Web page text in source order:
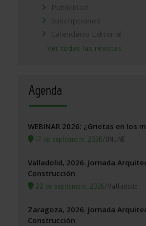
Publicidad
Suscripciones
Calendario Editorial
Ver todas las revistas
Agenda
WEBINAR 2026: ¿Grietas en los
17 de septiembre, 2026/ONLINE
Valladolid, 2026. Jornada
Construcción
22 de septiembre, 2026/Valladolid
Zaragoza, 2026. Jornada
Construcción